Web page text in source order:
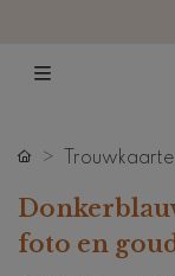
foto en